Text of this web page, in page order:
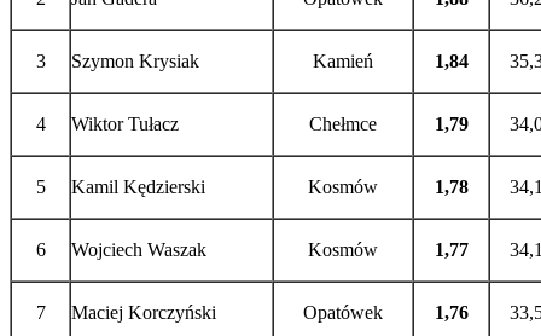
3 Szymon Krysiak Kamień 1,84
4 Wiktor Tułacz Chełmce 1,79
5 Kamil Kędzierski Kosmów 1,78
6 Wojciech Waszak Kosmów 1,77
7 Maciej Korczyński Opatówek 1,76